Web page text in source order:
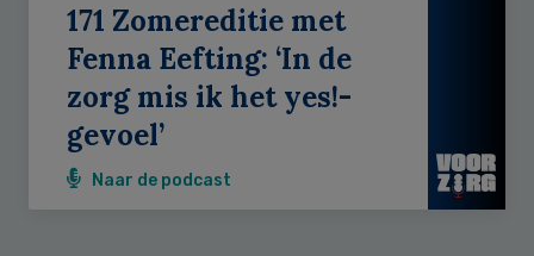
171 Zomereditie met
Fenna Eefting: ‘In de
zorg mis ik het yes!-
gevoel’
Naar de podcast